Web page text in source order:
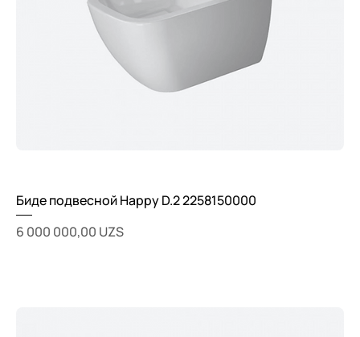
Биде подвесной Happy D.2 2258150000
Цена
6 000 000,00 UZS